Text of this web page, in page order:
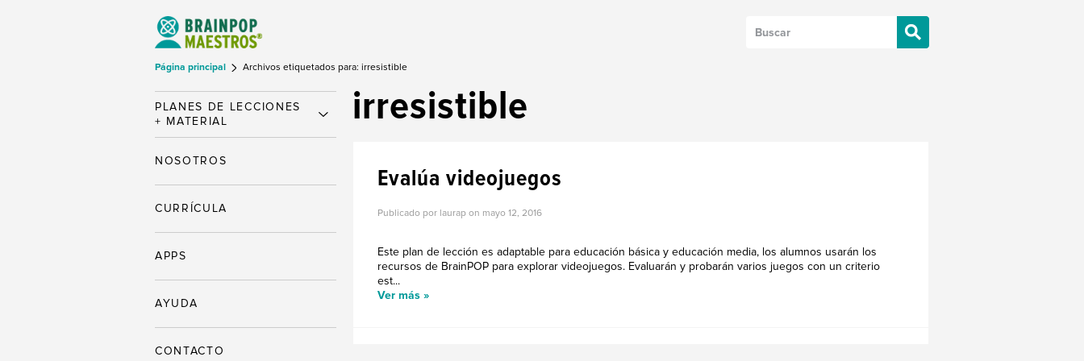
Página principal Archivos etiquetados para: irresistible
irresistible
Evalúa videojuegos
Publicado por laurap on mayo 12, 2016
Este plan de lección es adaptable para educación básica y educación media, los alumnos usarán los
recursos de BrainPOP para explorar videojuegos. Evaluarán y probarán varios juegos con un criterio
est...
Ver más »
PLANES DE LECCIONES
+ MATERIAL
NOSOTROS
CURRÍCULA
APPS
AYUDA
CONTACTO